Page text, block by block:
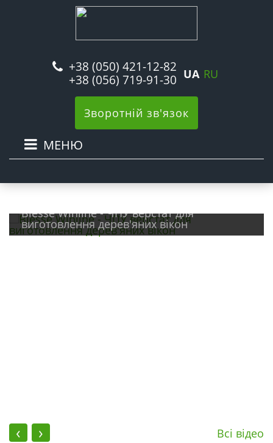
+38 (050) 421-12-82
+38 (056) 719-91-30 UA RU
Зворотній зв'язок
МЕНЮ
Biesse Winline - ЧПУ верстат для
виготовлення дерев'яних вікон
‹ › Всі відео